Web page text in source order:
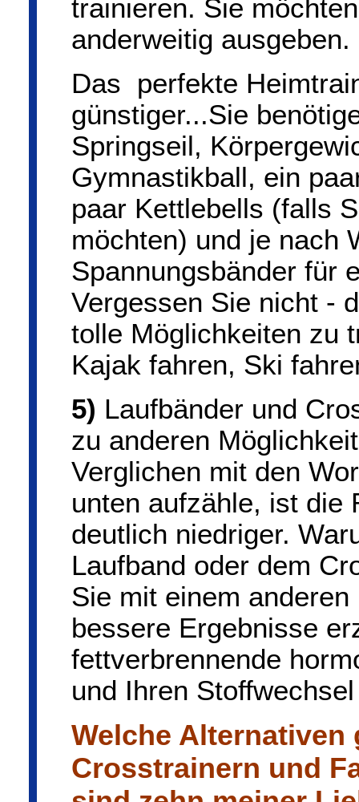
trainieren. Sie
anderweitig ausgeben.
Das perfekte
günstiger...Sie
Springseil,
Gymnastikball, ein
paar Kettlebells (falls
möchten) und je nach
Spannungsbänder für
Vergessen Sie nicht -
tolle Möglichkeiten zu
Kajak fahren, Ski
5) Laufbänder und
zu anderen
Verglichen mit den
unten aufzähle, ist die
deutlich niedriger.
Laufband oder dem
Sie mit einem
bessere Ergebnisse
fettverbrennende
und Ihren
Welche Alternativen
Crosstrainern und